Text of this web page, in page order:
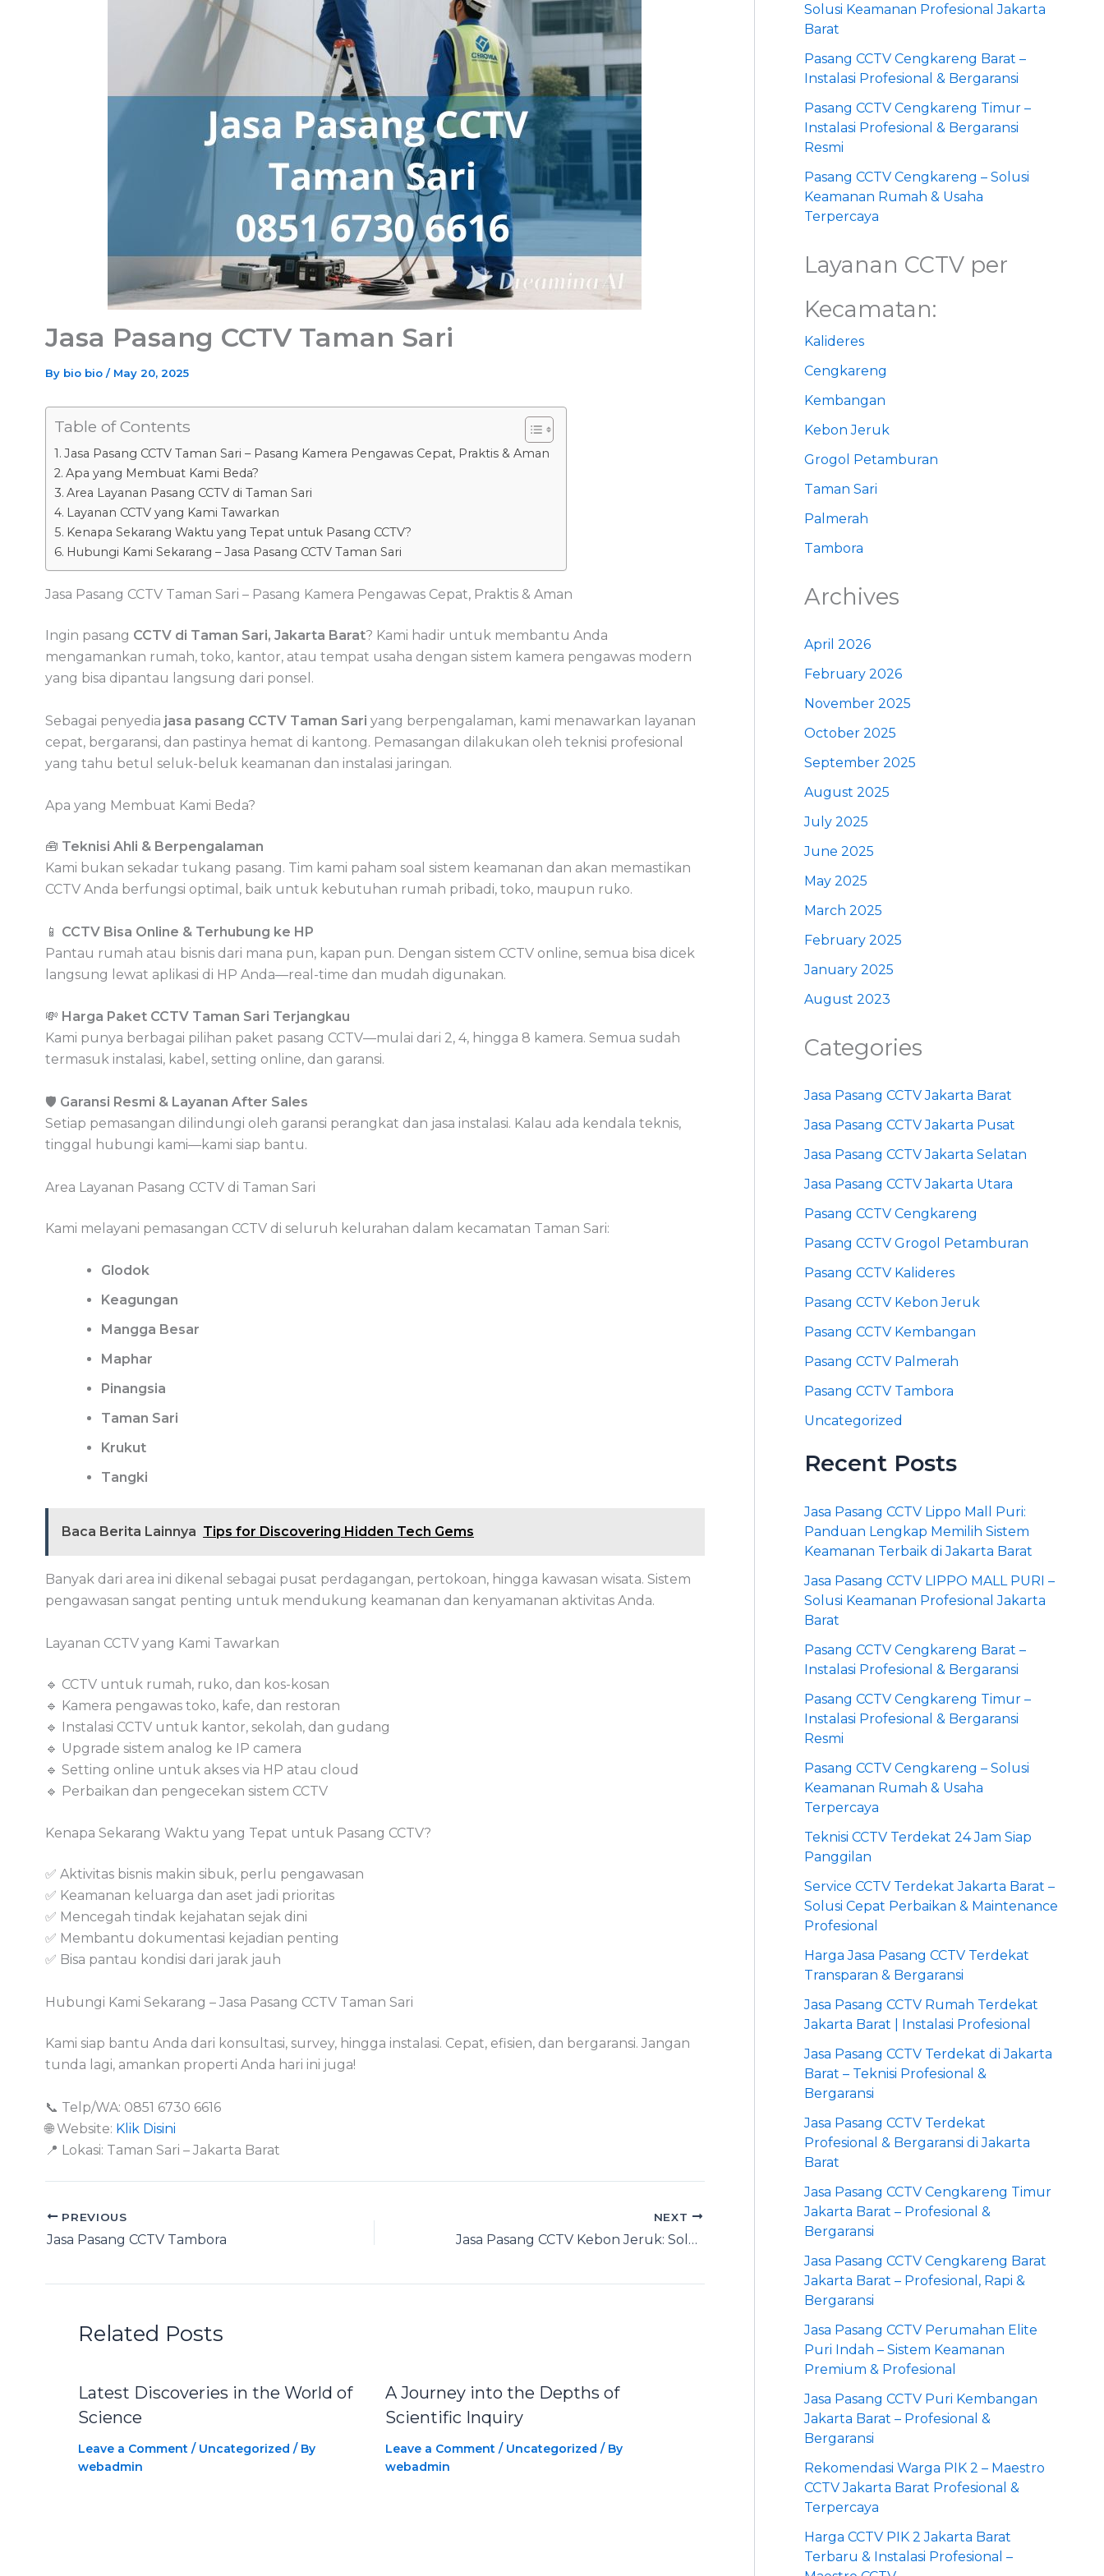
Jasa Pasang CCTV Taman Sari
By bio bio / May 20, 2025
Table of Contents
Jasa Pasang CCTV Taman Sari – Pasang Kamera Pengawas Cepat, Praktis & Aman
Apa yang Membuat Kami Beda?
Area Layanan Pasang CCTV di Taman Sari
Layanan CCTV yang Kami Tawarkan
Kenapa Sekarang Waktu yang Tepat untuk Pasang CCTV?
Hubungi Kami Sekarang – Jasa Pasang CCTV Taman Sari
Jasa Pasang CCTV Taman Sari – Pasang Kamera Pengawas Cepat, Praktis & Aman
Ingin pasang CCTV di Taman Sari, Jakarta Barat? Kami hadir untuk membantu Anda
mengamankan rumah, toko, kantor, atau tempat usaha dengan sistem kamera pengawas modern
yang bisa dipantau langsung dari ponsel.
Sebagai penyedia jasa pasang CCTV Taman Sari yang berpengalaman, kami menawarkan layanan
cepat, bergaransi, dan pastinya hemat di kantong. Pemasangan dilakukan oleh teknisi profesional
yang tahu betul seluk-beluk keamanan dan instalasi jaringan.
Apa yang Membuat Kami Beda?
🧰 Teknisi Ahli & Berpengalaman
Kami bukan sekadar tukang pasang. Tim kami paham soal sistem keamanan dan akan memastikan
CCTV Anda berfungsi optimal, baik untuk kebutuhan rumah pribadi, toko, maupun ruko.
📱 CCTV Bisa Online & Terhubung ke HP
Pantau rumah atau bisnis dari mana pun, kapan pun. Dengan sistem CCTV online, semua bisa dicek
langsung lewat aplikasi di HP Anda—real-time dan mudah digunakan.
💸 Harga Paket CCTV Taman Sari Terjangkau
Kami punya berbagai pilihan paket pasang CCTV—mulai dari 2, 4, hingga 8 kamera. Semua sudah
termasuk instalasi, kabel, setting online, dan garansi.
🛡️ Garansi Resmi & Layanan After Sales
Setiap pemasangan dilindungi oleh garansi perangkat dan jasa instalasi. Kalau ada kendala teknis,
tinggal hubungi kami—kami siap bantu.
Area Layanan Pasang CCTV di Taman Sari
Kami melayani pemasangan CCTV di seluruh kelurahan dalam kecamatan Taman Sari:
Glodok
Keagungan
Mangga Besar
Maphar
Pinangsia
Taman Sari
Krukut
Tangki
Baca Berita Lainnya Tips for Discovering Hidden Tech Gems
Banyak dari area ini dikenal sebagai pusat perdagangan, pertokoan, hingga kawasan wisata. Sistem
pengawasan sangat penting untuk mendukung keamanan dan kenyamanan aktivitas Anda.
Layanan CCTV yang Kami Tawarkan
🔹 CCTV untuk rumah, ruko, dan kos-kosan
🔹 Kamera pengawas toko, kafe, dan restoran
🔹 Instalasi CCTV untuk kantor, sekolah, dan gudang
🔹 Upgrade sistem analog ke IP camera
🔹 Setting online untuk akses via HP atau cloud
🔹 Perbaikan dan pengecekan sistem CCTV
Kenapa Sekarang Waktu yang Tepat untuk Pasang CCTV?
✅ Aktivitas bisnis makin sibuk, perlu pengawasan
✅ Keamanan keluarga dan aset jadi prioritas
✅ Mencegah tindak kejahatan sejak dini
✅ Membantu dokumentasi kejadian penting
✅ Bisa pantau kondisi dari jarak jauh
Hubungi Kami Sekarang – Jasa Pasang CCTV Taman Sari
Kami siap bantu Anda dari konsultasi, survey, hingga instalasi. Cepat, efisien, dan bergaransi. Jangan
tunda lagi, amankan properti Anda hari ini juga!
📞 Telp/WA: 0851 6730 6616
🌐 Website: Klik Disini
📍 Lokasi: Taman Sari – Jakarta Barat
PREVIOUS
Jasa Pasang CCTV Tambora
NEXT
Jasa Pasang CCTV Kebon Jeruk: Solusi Keamanan yang Tepat…
Related Posts
Latest Discoveries in the World of
Science
Leave a Comment / Uncategorized / By
webadmin
A Journey into the Depths of
Scientific Inquiry
Leave a Comment / Uncategorized / By
webadmin
Solusi Keamanan Profesional Jakarta
Barat
Pasang CCTV Cengkareng Barat –
Instalasi Profesional & Bergaransi
Pasang CCTV Cengkareng Timur –
Instalasi Profesional & Bergaransi
Resmi
Pasang CCTV Cengkareng – Solusi
Keamanan Rumah & Usaha
Terpercaya
Layanan CCTV per
Kecamatan:
Kalideres
Cengkareng
Kembangan
Kebon Jeruk
Grogol Petamburan
Taman Sari
Palmerah
Tambora
Archives
April 2026
February 2026
November 2025
October 2025
September 2025
August 2025
July 2025
June 2025
May 2025
March 2025
February 2025
January 2025
August 2023
Categories
Jasa Pasang CCTV Jakarta Barat
Jasa Pasang CCTV Jakarta Pusat
Jasa Pasang CCTV Jakarta Selatan
Jasa Pasang CCTV Jakarta Utara
Pasang CCTV Cengkareng
Pasang CCTV Grogol Petamburan
Pasang CCTV Kalideres
Pasang CCTV Kebon Jeruk
Pasang CCTV Kembangan
Pasang CCTV Palmerah
Pasang CCTV Tambora
Uncategorized
Recent Posts
Jasa Pasang CCTV Lippo Mall Puri:
Panduan Lengkap Memilih Sistem
Keamanan Terbaik di Jakarta Barat
Jasa Pasang CCTV LIPPO MALL PURI –
Solusi Keamanan Profesional Jakarta
Barat
Pasang CCTV Cengkareng Barat –
Instalasi Profesional & Bergaransi
Pasang CCTV Cengkareng Timur –
Instalasi Profesional & Bergaransi
Resmi
Pasang CCTV Cengkareng – Solusi
Keamanan Rumah & Usaha
Terpercaya
Teknisi CCTV Terdekat 24 Jam Siap
Panggilan
Service CCTV Terdekat Jakarta Barat –
Solusi Cepat Perbaikan & Maintenance
Profesional
Harga Jasa Pasang CCTV Terdekat
Transparan & Bergaransi
Jasa Pasang CCTV Rumah Terdekat
Jakarta Barat | Instalasi Profesional
Jasa Pasang CCTV Terdekat di Jakarta
Barat – Teknisi Profesional &
Bergaransi
Jasa Pasang CCTV Terdekat
Profesional & Bergaransi di Jakarta
Barat
Jasa Pasang CCTV Cengkareng Timur
Jakarta Barat – Profesional &
Bergaransi
Jasa Pasang CCTV Cengkareng Barat
Jakarta Barat – Profesional, Rapi &
Bergaransi
Jasa Pasang CCTV Perumahan Elite
Puri Indah – Sistem Keamanan
Premium & Profesional
Jasa Pasang CCTV Puri Kembangan
Jakarta Barat – Profesional &
Bergaransi
Rekomendasi Warga PIK 2 – Maestro
CCTV Jakarta Barat Profesional &
Terpercaya
Harga CCTV PIK 2 Jakarta Barat
Terbaru & Instalasi Profesional –